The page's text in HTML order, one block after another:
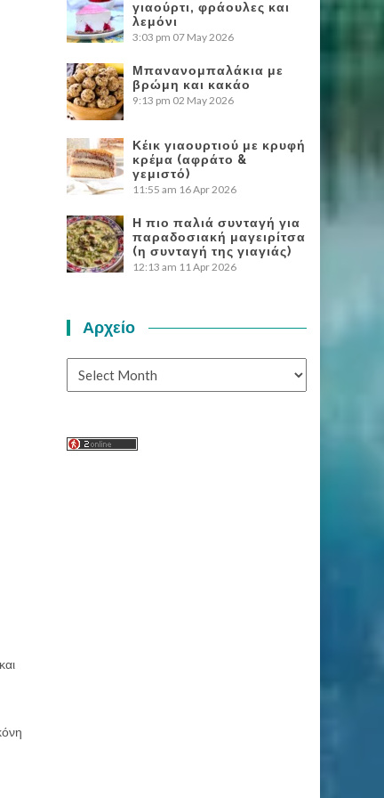
και
γιαούρτι, φράουλες και
λεμόνι
3:03 pm 07 May 2026
Μπανανομπαλάκια με
βρώμη και κακάο
9:13 pm 02 May 2026
Κέικ γιαουρτιού με κρυφή
κρέμα (αφράτο &
γεμιστό)
11:55 am 16 Apr 2026
Η πιο παλιά συνταγή για
παραδοσιακή μαγειρίτσα
(η συνταγή της γιαγιάς)
12:13 am 11 Apr 2026
Αρχείο